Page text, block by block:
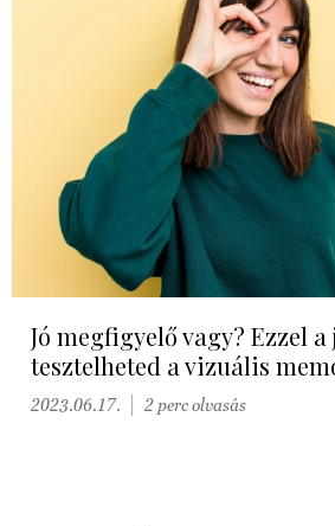
Jó megfigyelő vagy? Ezzel
tesztelheted a vizuális
2023.06.17. 2 perc olvasás